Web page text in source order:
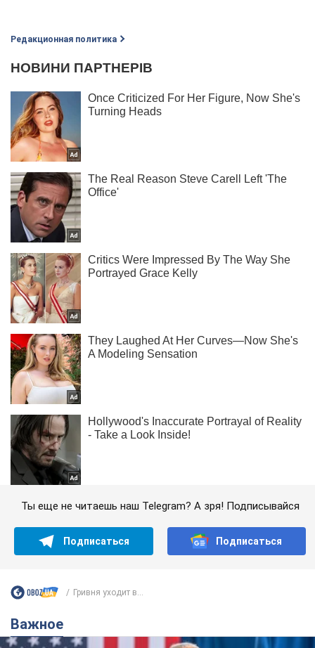
Редакционная политика
Ты еще не читаешь наш Telegram? А зря! Подписывайся
Подписаться Подписаться
Гривня уходит в...
Важное